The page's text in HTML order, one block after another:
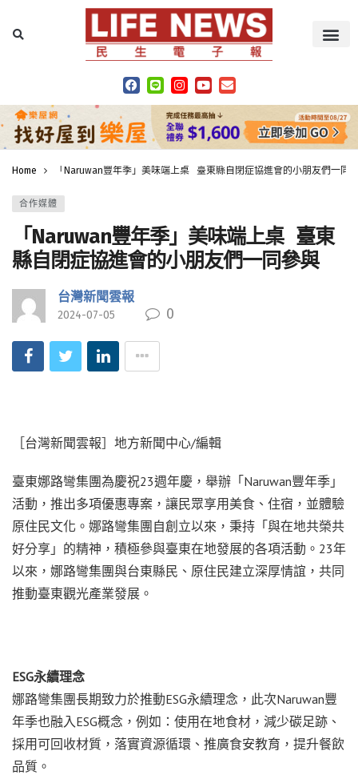
Home 「Naruwan豐年季」美味端上桌 臺東縣自閉症協進會的小朋友們一同
合作媒體
「Naruwan豐年季」美味端上桌 臺東
縣自閉症協進會的小朋友們一同參與
台灣新聞雲報
2024-07-05 0
［台灣新聞雲報］地方新聞中心/編輯
臺東娜路彎集團為慶祝23週年慶，舉辦「Naruwan豐年季」
活動，推出多項優惠專案，讓民眾享用美食、住宿，並體驗
原住民文化。娜路彎集團自創立以來，秉持「與在地共榮共
好分享」的精神，積極參與臺東在地發展的各項活動。23年
以來，娜路彎集團與台東縣民、原住民建立深厚情誼，共同
推動臺東觀光產業發展。
ESG永續理念
娜路彎集團長期致力於推動ESG永續理念，此次Naruwan豐
年季也融入ESG概念，例如：使用在地食材，減少碳足跡、
採用可回收材質，落實資源循環、推廣食安教育，提升餐飲
品質。